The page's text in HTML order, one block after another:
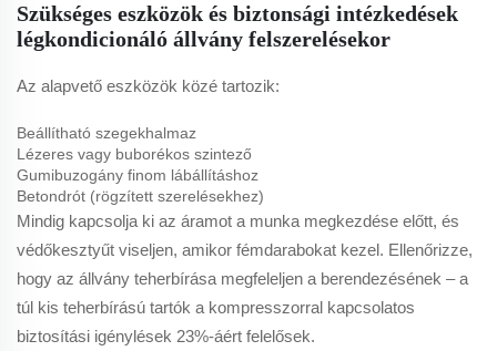
Szükséges eszközök és biztonsági intézkedések
légkondicionáló állvány felszerelésekor
Az alapvető eszközök közé tartozik:
Beállítható szegekhalmaz
Lézeres vagy buborékos szintező
Gumibuzogány finom lábállításhoz
Betondrót (rögzített szerelésekhez)
Mindig kapcsolja ki az áramot a munka megkezdése előtt, és
védőkesztyűt viseljen, amikor fémdarabokat kezel. Ellenőrizze,
hogy az állvány teherbírása megfeleljen a berendezésének – a
túl kis teherbírású tartók a kompresszorral kapcsolatos
biztosítási igénylések 23%-áért felelősek.